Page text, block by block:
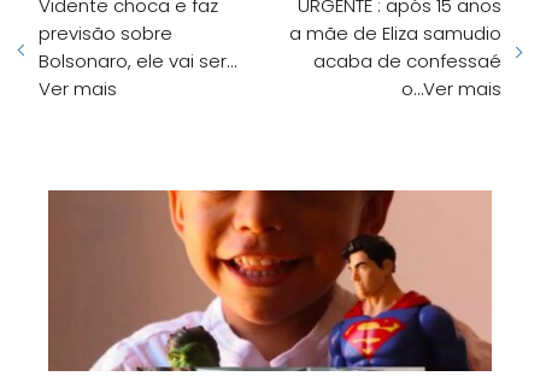
Vidente choca e faz
previsão sobre
Bolsonaro, ele vai ser…
Ver mais
URGENTE : após 15 anos
a mãe de Eliza samudio
acaba de confessaé
o…Ver mais